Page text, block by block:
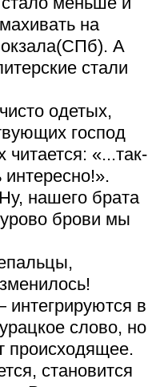
на
А
стали
одетых,
господ
читается: «...так-
нашего брата
брови мы
в
слово, но
происходящее.
становится